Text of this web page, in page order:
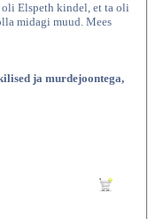
Elspeth kindel, et ta oli
midagi muud. Mees
ja murdejoontega,